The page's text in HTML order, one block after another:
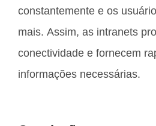
constantemente e os
mais. Assim, as intranets
conectividade e fornecem
informações necessárias.